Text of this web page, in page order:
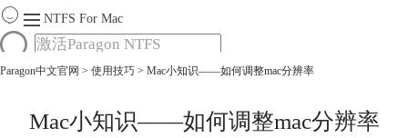
NTFS For Mac
首页
Mac软件大全
Paragon中文官网 > 使用技巧 > Mac小知识——如何调整mac分辨率
Mac小知识——如何调整mac分辨率